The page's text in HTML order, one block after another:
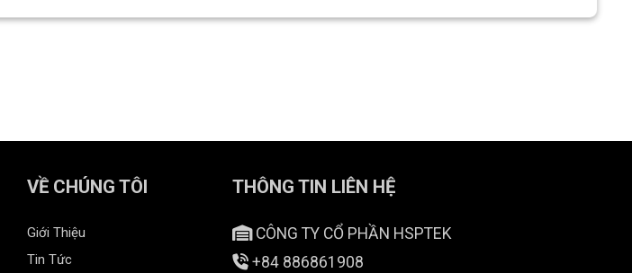
VỀ CHÚNG TÔI
Giới Thiệu
Tin Tức
THÔNG TIN LIÊN HỆ
CÔNG TY CỔ PHẦN HSPTEK
+84 886861908